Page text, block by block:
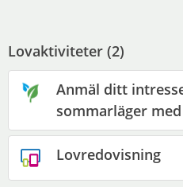
Lovaktiviteter (2)
Anmäl ditt
sommarläger
Lovredovisning